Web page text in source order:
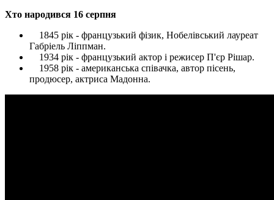
Хто народився 16 серпня
1845 рік - французький фізик, Нобелівський лауреат
Габріель Ліппман.
1934 рік - французький актор і режисер П'єр Рішар.
1958 рік - американська співачка, автор пісень,
продюсер, актриса Мадонна.